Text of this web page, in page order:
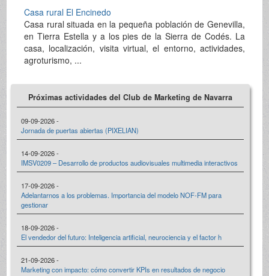
Casa rural El Encinedo
Casa rural situada en la pequeña población de Genevilla,
en Tierra Estella y a los pies de la Sierra de Codés. La
casa, localización, visita virtual, el entorno, actividades,
agroturismo, ...
Próximas actividades del Club de Marketing de Navarra
09-09-2026 -
Jornada de puertas abiertas (PIXELIAN)
14-09-2026 -
IMSV0209 – Desarrollo de productos audiovisuales multimedia interactivos
17-09-2026 -
Adelantarnos a los problemas. Importancia del modelo NOF-FM para
gestionar
18-09-2026 -
El vendedor del futuro: Inteligencia artificial, neurociencia y el factor h
21-09-2026 -
Marketing con impacto: cómo convertir KPIs en resultados de negocio